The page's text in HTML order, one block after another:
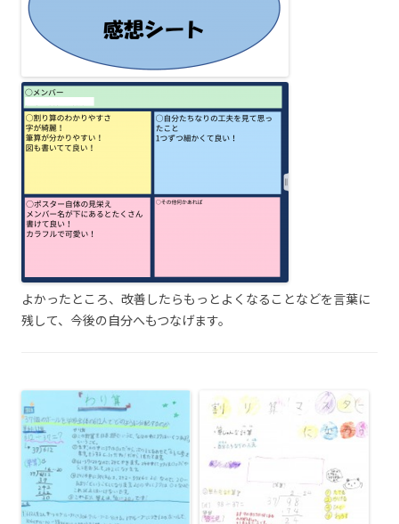
よかったところ、改善したらもっとよくなることなどを言葉に
残して、今後の自分へもつなげます。